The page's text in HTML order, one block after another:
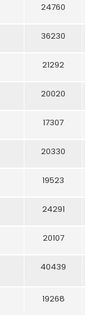
24760
36230
21292
20020
17307
20330
19523
24291
20107
40439
19268